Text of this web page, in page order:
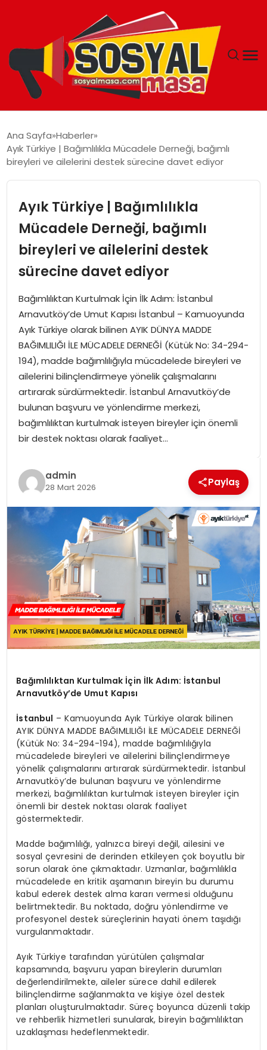
EKONOMI
TEKNOLOJI
EĞITIM
GÜNDEM
MAGAZIN
Ana Sayfa Haberler
Ayık Türkiye | Bağımlılıkla Mücadele Derneği, bağımlı
bireyleri ve ailelerini destek sürecine davet ediyor
Ayık Türkiye | Bağımlılıkla
Mücadele Derneği, bağımlı
bireyleri ve ailelerini destek
sürecine davet ediyor
Bağımlılıktan Kurtulmak İçin İlk Adım: İstanbul
Arnavutköy’de Umut Kapısı İstanbul – Kamuoyunda
Ayık Türkiye olarak bilinen AYIK DÜNYA MADDE
BAĞIMLILIĞI İLE MÜCADELE DERNEĞİ (Kütük No: 34-294-
194), madde bağımlılığıyla mücadelede bireyleri ve
ailelerini bilinçlendirmeye yönelik çalışmalarını
artırarak sürdürmektedir. İstanbul Arnavutköy’de
bulunan başvuru ve yönlendirme merkezi,
bağımlılıktan kurtulmak isteyen bireyler için önemli
bir destek noktası olarak faaliyet…
admin
28 Mart 2026 Paylaş
Bağımlılıktan Kurtulmak İçin İlk Adım: İstanbul
Arnavutköy’de Umut Kapısı
İstanbul – Kamuoyunda Ayık Türkiye olarak bilinen
AYIK DÜNYA MADDE BAĞIMLILIĞI İLE MÜCADELE DERNEĞİ
(Kütük No: 34-294-194), madde bağımlılığıyla
mücadelede bireyleri ve ailelerini bilinçlendirmeye
yönelik çalışmalarını artırarak sürdürmektedir. İstanbul
Arnavutköy’de bulunan başvuru ve yönlendirme
merkezi, bağımlılıktan kurtulmak isteyen bireyler için
önemli bir destek noktası olarak faaliyet
göstermektedir.
Madde bağımlılığı, yalnızca bireyi değil, ailesini ve
sosyal çevresini de derinden etkileyen çok boyutlu bir
sorun olarak öne çıkmaktadır. Uzmanlar, bağımlılıkla
mücadelede en kritik aşamanın bireyin bu durumu
kabul ederek destek alma kararı vermesi olduğunu
belirtmektedir. Bu noktada, doğru yönlendirme ve
profesyonel destek süreçlerinin hayati önem taşıdığı
vurgulanmaktadır.
Ayık Türkiye tarafından yürütülen çalışmalar
kapsamında, başvuru yapan bireylerin durumları
değerlendirilmekte, aileler sürece dahil edilerek
bilinçlendirme sağlanmakta ve kişiye özel destek
planları oluşturulmaktadır. Süreç boyunca düzenli takip
ve rehberlik hizmetleri sunularak, bireyin bağımlılıktan
uzaklaşması hedeflenmektedir.